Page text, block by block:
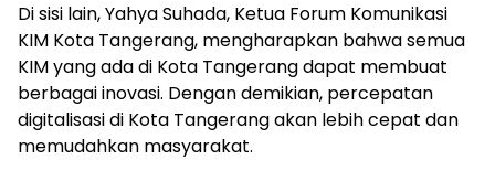
Di sisi lain, Yahya Suhada, Ketua Forum Komunikasi
KIM Kota Tangerang, mengharapkan bahwa semua
KIM yang ada di Kota Tangerang dapat membuat
berbagai inovasi. Dengan demikian, percepatan
digitalisasi di Kota Tangerang akan lebih cepat dan
memudahkan masyarakat.